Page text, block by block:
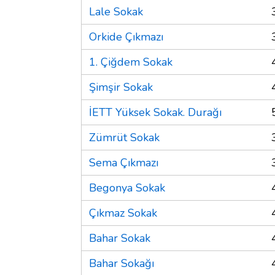
Lale Sokak
Orkide Çıkmazı
1. Çiğdem Sokak
Şimşir Sokak
İETT Yüksek Sokak. Durağı
Zümrüt Sokak
Sema Çıkmazı
Begonya Sokak
Çıkmaz Sokak
Bahar Sokak
Bahar Sokağı